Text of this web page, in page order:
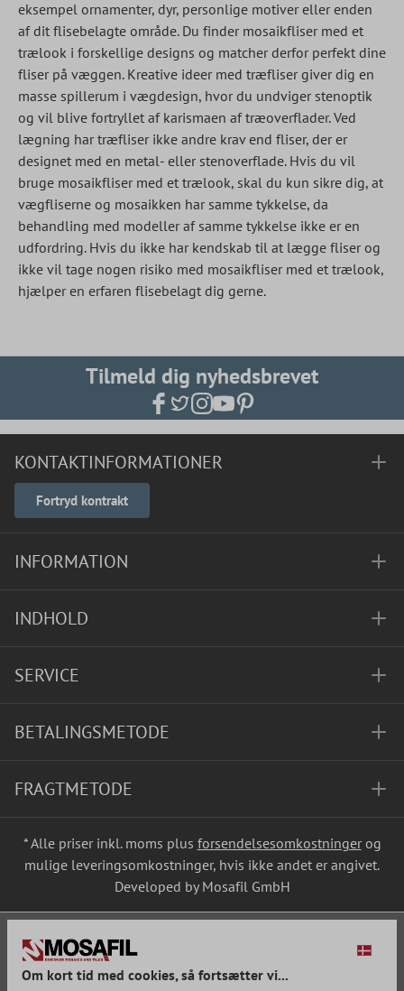
eksempel ornamenter, dyr, personlige motiver eller enden
af dit flisebelagte område. Du finder mosaikfliser med et
trælook i forskellige designs og matcher derfor perfekt dine
fliser på væggen. Kreative ideer med træfliser giver dig en
masse spillerum i vægdesign, hvor du undviger stenoptik
og vil blive fortryllet af karismaen af træoverflader. Ved
lægning har træfliser ikke andre krav end fliser, der er
designet med en metal- eller stenoverflade. Hvis du vil
bruge mosaikfliser med et trælook, skal du kun sikre dig, at
vægfliserne og mosaikken har samme tykkelse, da
behandling med modeller af samme tykkelse ikke er en
udfordring. Hvis du ikke har kendskab til at lægge fliser og
ikke vil tage nogen risiko med mosaikfliser med et trælook,
hjælper en erfaren flisebelagt dig gerne.
Tilmeld dig nyhedsbrevet
KONTAKTINFORMATIONER
Fortryd kontrakt
INFORMATION
INDHOLD
SERVICE
BETALINGSMETODE
FRAGTMETODE
* Alle priser inkl. moms plus forsendelsesomkostningerog
mulige leveringsomkostninger, hvis ikke andet er angivet.
Developed by Mosafil GmbH
Om kort tid med cookies, så fortsætter vi...